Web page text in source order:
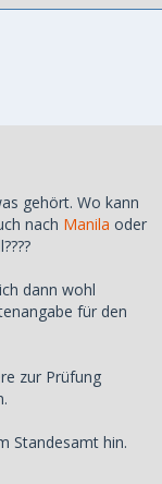
gehört. Wo kann
nach Manila oder
dann wohl
für den
zur Prüfung
Standesamt hin.